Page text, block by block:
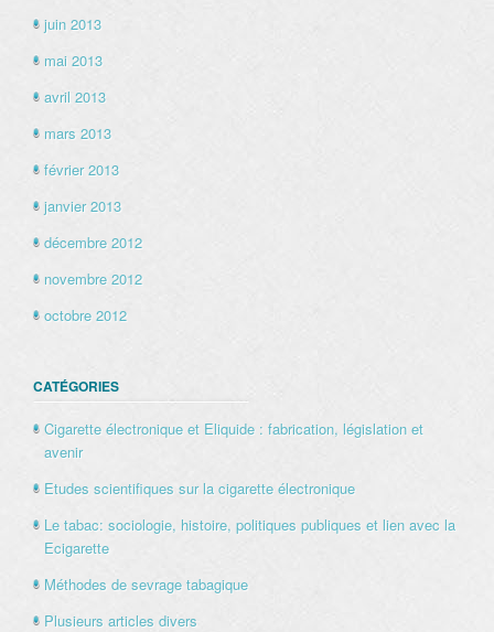
juin 2013
mai 2013
avril 2013
mars 2013
février 2013
janvier 2013
décembre 2012
novembre 2012
octobre 2012
CATÉGORIES
Cigarette électronique et Eliquide : fabrication, législation et
avenir
Etudes scientifiques sur la cigarette électronique
Le tabac: sociologie, histoire, politiques publiques et lien avec la
Ecigarette
Méthodes de sevrage tabagique
Plusieurs articles divers